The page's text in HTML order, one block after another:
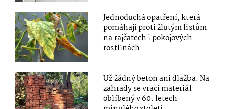
Jednoduchá opatření, která
pomáhají proti žlutým listům
na rajčatech i pokojových
rostlinách
Už žádný beton ani dlažba. Na
zahrady se vrací materiál
oblíbený v 60. letech